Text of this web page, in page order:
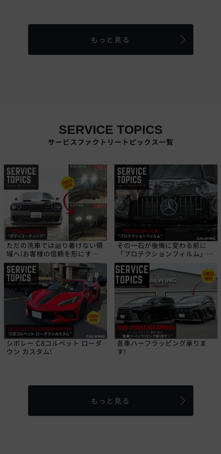
もっと見る
SERVICE TOPICS
サービスファクトリートピックス一覧
ただの洗車では辿り着けない領
域へ!お客様の信頼を形にす
る、職人の技!
その一石が後悔に変わる前に
「プロテクションフィルム」と
いう選択を!
シボレー C8コルベット ローダ
ウン カスタム!
各車ハーフラッピング承りま
す!
もっと見る